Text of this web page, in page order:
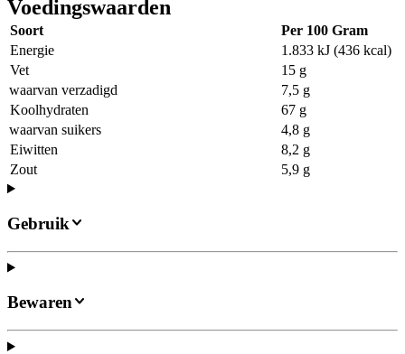
Voedingswaarden
Soort
Per 100 Gram
Energie
1.833 kJ (436 kcal)
Vet
15 g
waarvan verzadigd
7,5 g
Koolhydraten
67 g
waarvan suikers
4,8 g
Eiwitten
8,2 g
Zout
5,9 g
Gebruik
Bewaren